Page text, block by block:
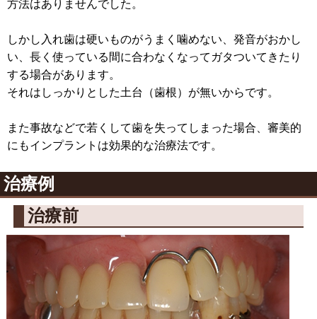
方法はありませんでした。
しかし入れ歯は硬いものがうまく噛めない、発音がおかし
い、長く使っている間に合わなくなってガタついてきたり
する場合があります。
それはしっかりとした土台（歯根）が無いからです。
また事故などで若くして歯を失ってしまった場合、審美的
にもインプラントは効果的な治療法です。
治療例
治療前